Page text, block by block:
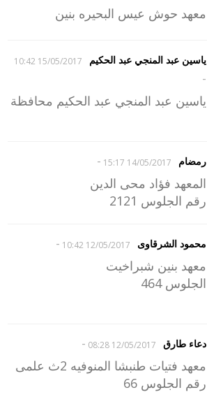
معهد حوش عيس البحيره بنين
ياسين عبد المنجي عبد الحكيم 15/05/2017 10:42
-
ياسين عبد المنجي عبد الحكيم محافظة
رمضام 14/05/2017 15:17
-
المعهد فؤاد محى الدين
رقم الجلوس 2121
محمود الشرقاوى 12/05/2017 10:42
-
معهد بنين شبراخيت
الجلوس 464
دعاء طارق 12/05/2017 08:28
-
معهد فتيات طنبشا المنوفيه 2ث علمى
رقم الجلوس 66